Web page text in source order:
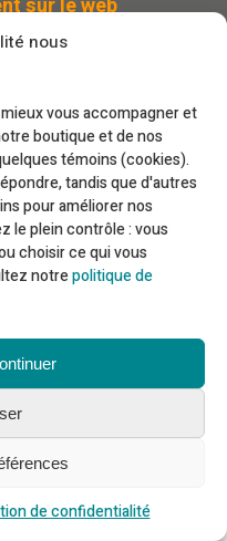
nous
vous accompagner et
boutique et de nos
témoins (cookies).
tandis que d'autres
pour améliorer nos
le plein contrôle : vous
choisir ce qui vous
notrepolitique de
de confidentialité